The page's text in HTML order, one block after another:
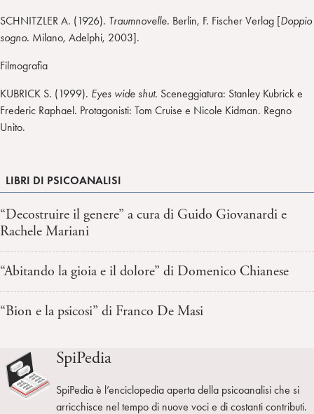
SCHNITZLER A. (1926). Traumnovelle. Berlin, F. Fischer Verlag [Doppio
sogno. Milano, Adelphi, 2003].
Filmografia
KUBRICK S. (1999). Eyes wide shut. Sceneggiatura: Stanley Kubrick e
Frederic Raphael. Protagonisti: Tom Cruise e Nicole Kidman. Regno
Unito.
LIBRI DI PSICOANALISI
“Decostruire il genere” a cura di Guido Giovanardi e
Rachele Mariani
“Abitando la gioia e il dolore” di Domenico Chianese
“Bion e la psicosi” di Franco De Masi
SpiPedia
SpiPedia è l’enciclopedia aperta della psicoanalisi che si
arricchisce nel tempo di nuove voci e di costanti contributi.